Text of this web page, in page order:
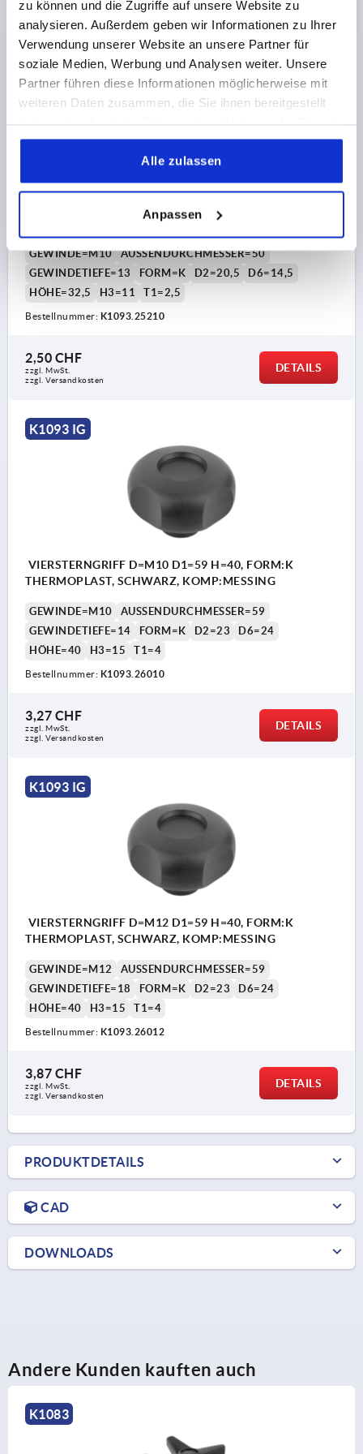
zu können und die Zugriffe auf unsere Website zu
analysieren. Außerdem geben wir Informationen zu Ihrer
Verwendung unserer Website an unsere Partner für
soziale Medien, Werbung und Analysen weiter. Unsere
Partner führen diese Informationen möglicherweise mit
weiteren Daten zusammen, die Sie ihnen bereitgestellt
gesammelt haben.
Alle zulassen
Anpassen
zzgl. MwSt.
zzgl. Versandkosten
DETAILS
K1093 IG
VIERSTERNGRIFF D=M10 D1=50 H=32,5, FORM:K
THERMOPLAST, SCHWARZ, KOMP:MESSING
GEWINDE=M10
AUSSENDURCHMESSER=50
GEWINDETIEFE=13
FORM=K D2=20,5
D6=14,5
HÖHE=32,5
H3=11 T1=2,5
Bestellnummer: K1093.25210
2,50 CHF
zzgl. MwSt.
zzgl. Versandkosten
DETAILS
K1093 IG
VIERSTERNGRIFF D=M10 D1=59 H=40, FORM:K
THERMOPLAST, SCHWARZ, KOMP:MESSING
GEWINDE=M10
AUSSENDURCHMESSER=59
GEWINDETIEFE=14
FORM=K D2=23
D6=24
HÖHE=40
H3=15 T1=4
Bestellnummer: K1093.26010
3,27 CHF
zzgl. MwSt.
zzgl. Versandkosten
DETAILS
K1093 IG
VIERSTERNGRIFF D=M12 D1=59 H=40, FORM:K
THERMOPLAST, SCHWARZ, KOMP:MESSING
GEWINDE=M12
AUSSENDURCHMESSER=59
GEWINDETIEFE=18
FORM=K D2=23
D6=24
HÖHE=40
H3=15 T1=4
Bestellnummer: K1093.26012
3,87 CHF
zzgl. MwSt.
zzgl. Versandkosten
DETAILS
PRODUKTDETAILS
CAD
DOWNLOADS
Andere Kunden kauften auch